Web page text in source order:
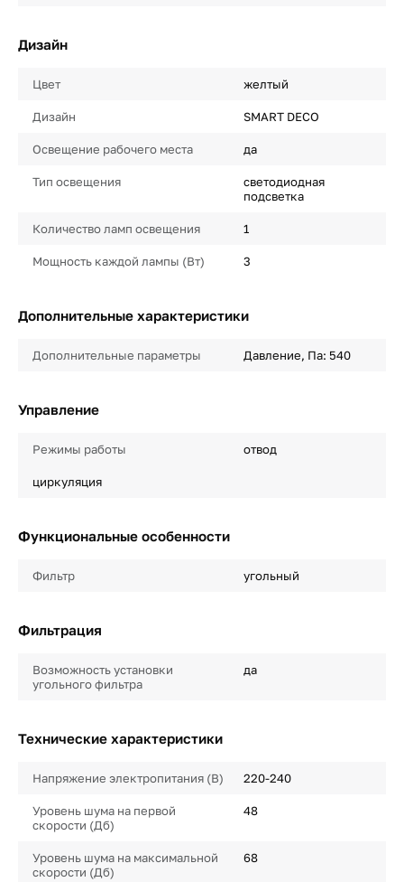
Дизайн
Цвет желтый
Дизайн SMART DECO
Освещение рабочего места да
Тип освещения
светодиодная
подсветка
Количество ламп освещения 1
Мощность каждой лампы (Вт) 3
Дополнительные характеристики
Дополнительные параметры Давление, Па: 540
Управление
Режимы работы отвод
циркуляция
Функциональные особенности
Фильтр угольный
Фильтрация
Возможность установки
угольного фильтра
да
Технические характеристики
Напряжение электропитания (В) 220-240
Уровень шума на первой
скорости (Дб)
48
Уровень шума на максимальной
скорости (Дб)
68